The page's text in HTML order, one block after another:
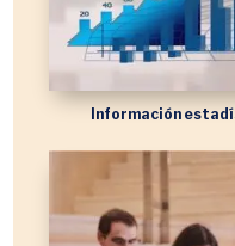
Información